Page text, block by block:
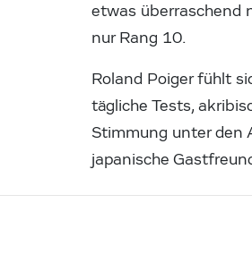
etwas überraschend
nur Rang 10.
Roland Poiger fühlt
tägliche Tests,
Stimmung unter den
japanische